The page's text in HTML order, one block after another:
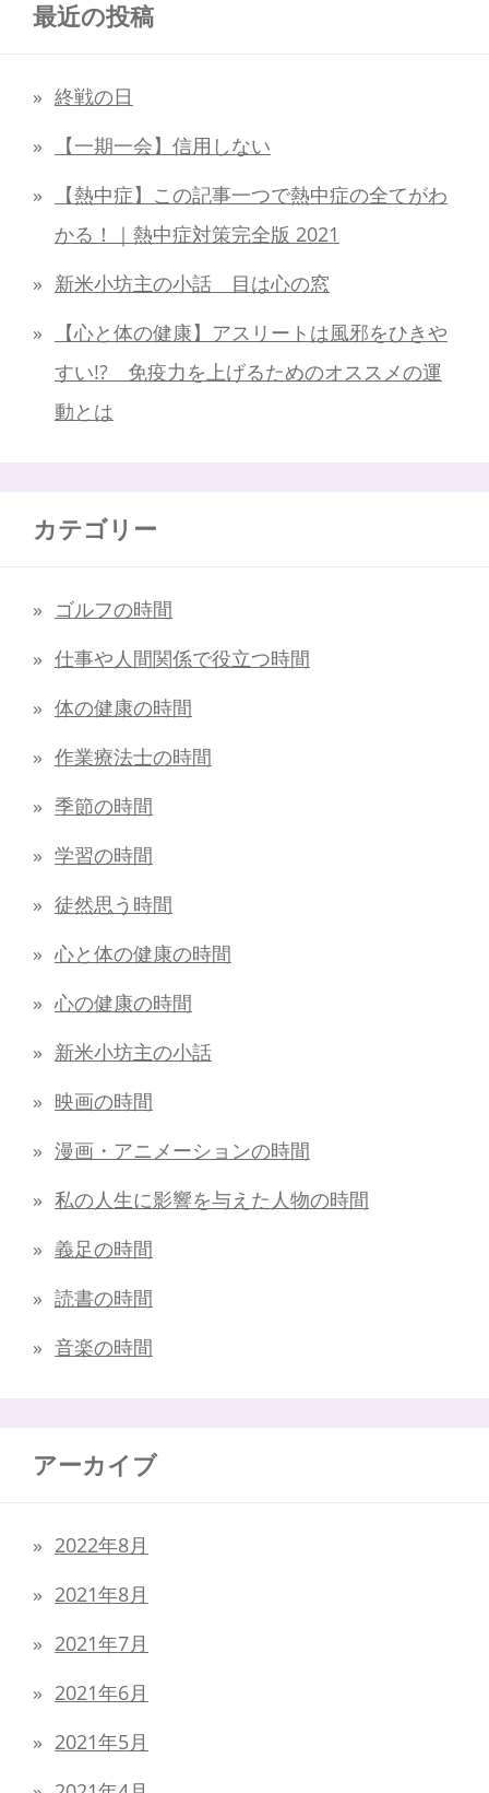
最近の投稿
終戦の日
【一期一会】信用しない
【熱中症】この記事一つで熱中症の全てがわ
かる！｜熱中症対策完全版 2021
新米小坊主の小話 目は心の窓
【心と体の健康】アスリートは風邪をひきや
すい!? 免疫力を上げるためのオススメの運
動とは
カテゴリー
ゴルフの時間
仕事や人間関係で役立つ時間
体の健康の時間
作業療法士の時間
季節の時間
学習の時間
徒然思う時間
心と体の健康の時間
心の健康の時間
新米小坊主の小話
映画の時間
漫画・アニメーションの時間
私の人生に影響を与えた人物の時間
義足の時間
読書の時間
音楽の時間
アーカイブ
2022年8月
2021年8月
2021年7月
2021年6月
2021年5月